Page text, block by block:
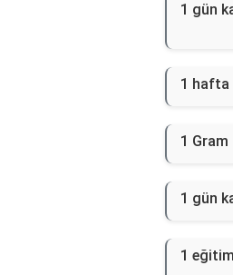
1 gün
1 hafta
1 Gram
1 gün
1